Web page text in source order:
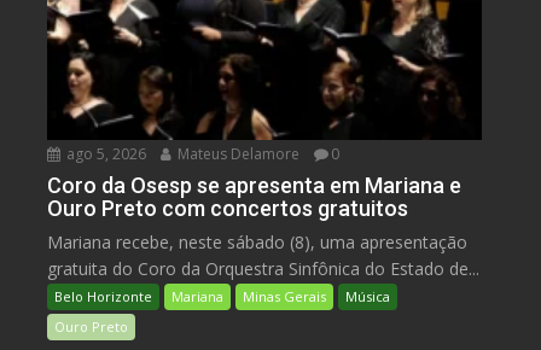
ago 5, 2026 Mateus Delamore 0
Coro da Osesp se apresenta em Mariana e
Ouro Preto com concertos gratuitos
Mariana recebe, neste sábado (8), uma apresentação
gratuita do Coro da Orquestra Sinfônica do Estado de...
Belo Horizonte Mariana Minas Gerais
Música
Ouro Preto